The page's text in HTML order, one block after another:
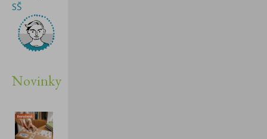
SŠ
Novinky